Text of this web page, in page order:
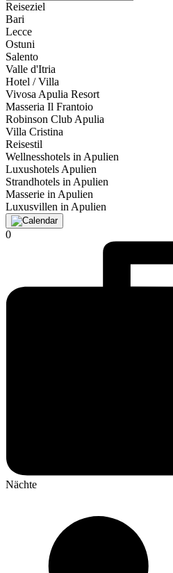
Reiseziel
Bari
Lecce
Ostuni
Salento
Valle d'Itria
Hotel / Villa
Vivosa Apulia Resort
Masseria Il Frantoio
Robinson Club Apulia
Villa Cristina
Reisestil
Wellnesshotels in Apulien
Luxushotels Apulien
Strandhotels in Apulien
Masserie in Apulien
Luxusvillen in Apulien
0
Nächte